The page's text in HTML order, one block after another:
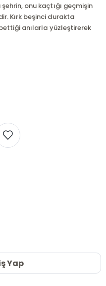
onu kaçtığı geçmişin
Kırk beşinci durakta
anılarla yüzleştirerek
Yap